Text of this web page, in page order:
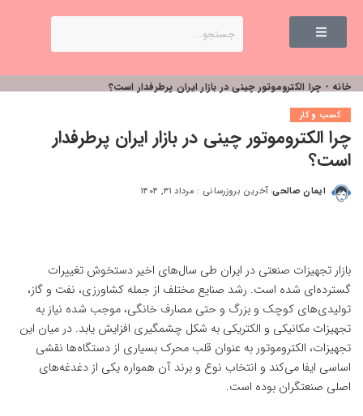
خانه -چرا الکتروموتور چینی در بازار ایران پرطرفدار است؟
کسب و کار
چرا الکتروموتور چینی در بازار ایران پرطرفدار
است؟
ایمان صالحی آخرین بروزرسانی : مرداد ۳۱, ۱۴۰۴
بازار تجهیزات صنعتی در ایران طی سال‌های اخیر دستخوش تغییرات
گسترده‌ای شده است. رشد صنایع مختلف از جمله کشاورزی، نفت و گاز،
تولیدی‌های کوچک و بزرگ و حتی مصارف خانگی، موجب شده نیاز به
تجهیزات مکانیکی و الکتریکی به شکل چشمگیری افزایش یابد. در میان این
تجهیزات، الکتروموتور به عنوان قلب محرک بسیاری از دستگاه‌ها نقشی
اساسی ایفا می‌کند و انتخاب نوع و برند آن همواره یکی از دغدغه‌های
اصلی صنعتگران بوده است.